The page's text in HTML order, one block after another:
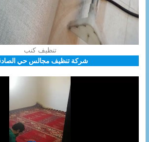
تنظيف كنب
شركة تنظيف مجالس حي